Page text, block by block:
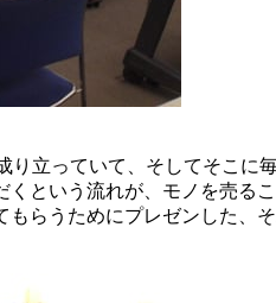
立っていて、そしてそこに
という流れが、モノを売る
らうためにプレゼンした、